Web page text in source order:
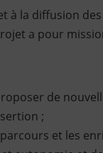
à la diffusion
a pour
de
;
et les